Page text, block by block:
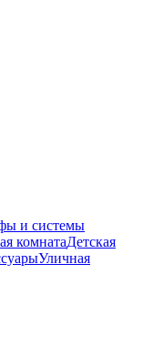
и системы
комнатаДетская
Уличная